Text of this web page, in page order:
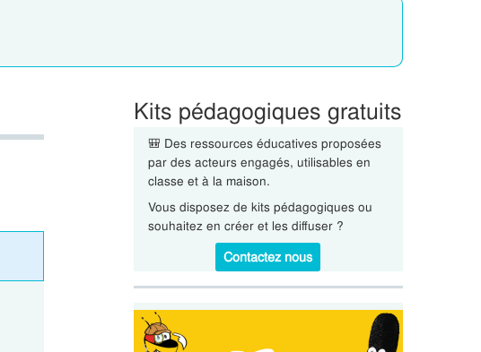
Kits pédagogiques gratuits
🎒 Des ressources éducatives proposées
par des acteurs engagés, utilisables en
classe et à la maison.
Vous disposez de kits pédagogiques ou
souhaitez en créer et les diffuser ?
Contactez nous